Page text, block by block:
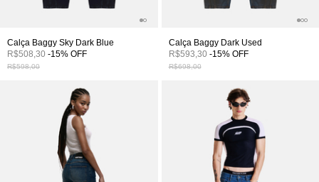
Calça Baggy Sky Dark Blue
R$508,30 -15% OFF
R$598,00
Calça Baggy Dark Used
R$593,30 -15% OFF
R$698,00